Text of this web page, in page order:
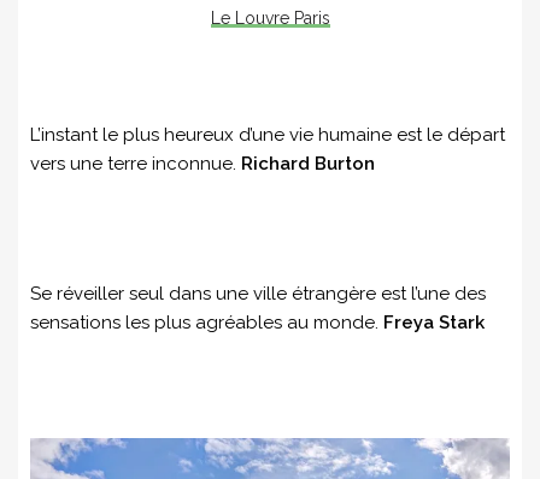
Le Louvre Paris
L’instant le plus heureux d’une vie humaine est le départ
vers une terre inconnue. Richard Burton
Se réveiller seul dans une ville étrangère est l’une des
sensations les plus agréables au monde. Freya Stark